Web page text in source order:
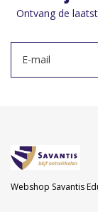
Ontvang de
Webshop Savantis